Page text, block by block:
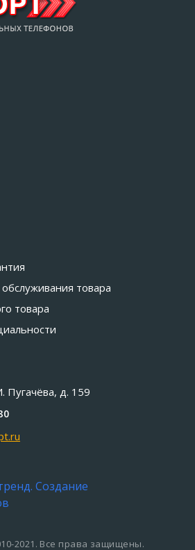
товара
товара
Пугачёва, д. 159
2021. Все права защищены.